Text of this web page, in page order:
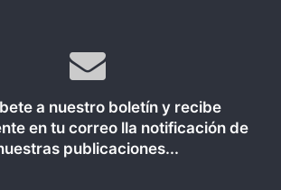
a nuestro boletín y recibe
en tu correo lla notificación de
publicaciones...